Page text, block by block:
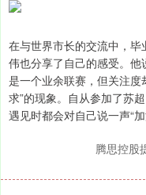
在与世界市长的交流中，
伟也分享了自己的感受。
是一个业余联赛，但关注
求”的现象。自从参加了苏
遇见时都会对自己说一声“
腾思控股